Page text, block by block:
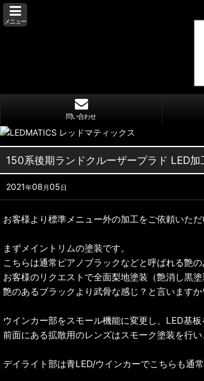
メニュー
問い合わせ
150系後期ランドクルーザープラド LED
2021年08 月 05 日
お客様より標準メニュー外の加工をご依頼いた
まずメイントリムの塗装です。
こちらは通常ピアノブラックなどと呼ばれる艶
お客様のリクエストで全面梨地塗装（艶消し黒塗
艶のあるブラックより武骨な感じ？と言います
ウインカー部をスモール機能に変更し、LED基板
前面にある拡散用のレンズはスモーク塗装を行
デイライト部は青LED/ウインカーでこちらも通